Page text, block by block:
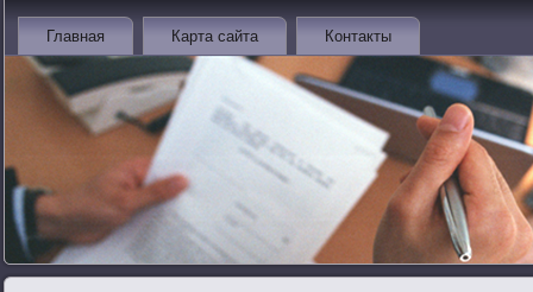
Главная Карта сайта Контакты